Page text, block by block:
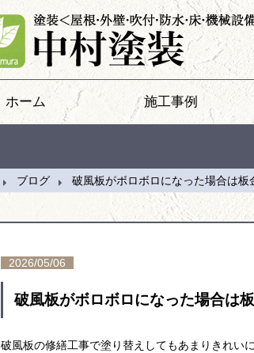
ホーム 施工事例
ブログ 破風板がボロボロになった場合は板
2026/05/06
破風板がボロボロになった場合は
破風板の修繕工事で塗り替えしてもあまりきれい